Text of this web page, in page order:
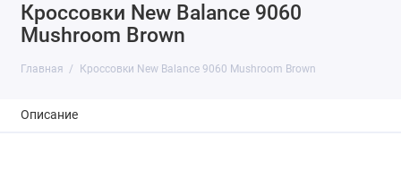
Кроссовки New Balance 9060
Mushroom Brown
Главная Кроссовки New Balance 9060 Mushroom Brown
Описание